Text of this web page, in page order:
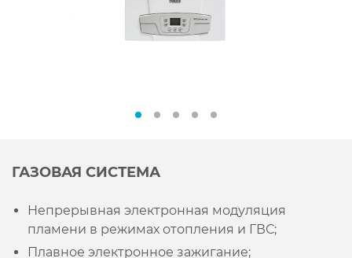
ГАЗОВАЯ СИСТЕМА
Непрерывная электронная модуляция
пламени в режимах отопления и ГВС;
Плавное электронное зажигание;